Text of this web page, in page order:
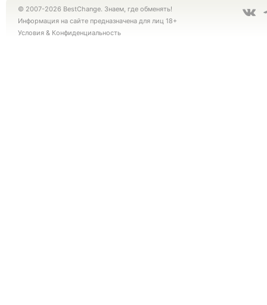
© 2007-2026 BestChange. Знаем, где обменять!
Информация на сайте предназначена для лиц 18+
Условия & Конфиденциальность